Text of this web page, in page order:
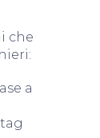
che
a